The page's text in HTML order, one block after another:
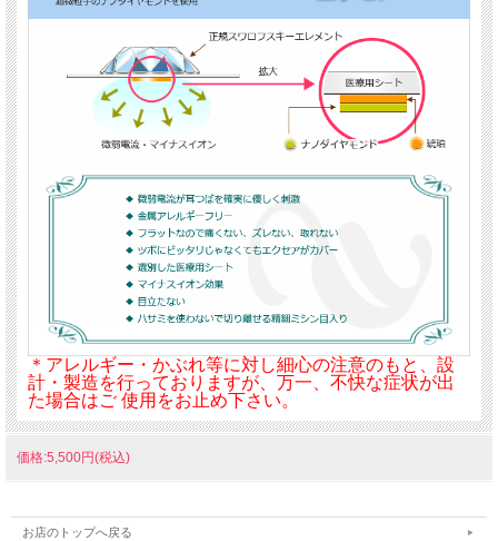
す。耳つぼに直接あたるパッド部分に、電位（電圧）を
持った特別なナノダイヤモンドを使用しています。
【金属アレルギーフリー＆クリーン】
鉱物であるダイヤモンド（ナノダイヤモンド）には、金
属や、身体に悪影響を及ぼす成分が含まれていません。
エクセアについては、『耳つぼシート エクセア』
詳しくご紹介していますので、ご参照ください。
＊アレルギー・かぶれ等に対し細心の注意のもと、設
計・製造を行っておりますが、万一、不快な症状が出
た場合はご 使用をお止め下さい。
価格:5,500円(税込)
お店のトップへ戻る